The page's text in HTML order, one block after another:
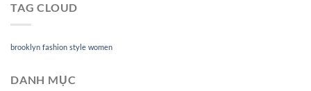
TAG CLOUD
brooklyn fashion style women
DANH MỤC